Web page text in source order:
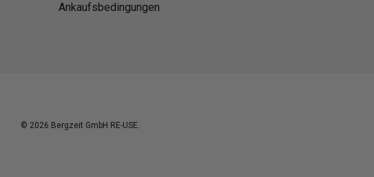
Ankaufsbedingungen
© 2026 Bergzeit GmbH RE-USE.